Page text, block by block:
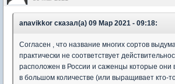
anavikkor сказал(а) 09 Мар 2021 - 09:18:
Согласен , что название многих сортов
практически не соответствует
расположен в России и саженцы которые
в большом количестве (или выращивает кто-